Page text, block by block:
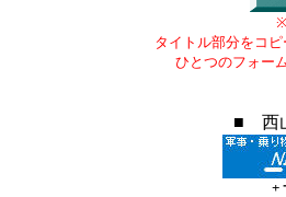
タイトル部分をコ
ひとつのフォー
■ 西
+